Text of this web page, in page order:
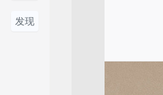
发现